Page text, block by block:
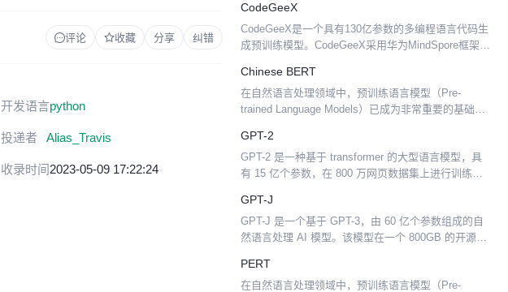
评论 收藏 分享 纠错
开发语言python
投递者 Alias_Travis
收录时间2023-05-09 17:22:24
CodeGeeX
CodeGeeX是一个具有130亿参数的多编程语言代码生
成预训练模型。CodeGeeX采用华为MindSpore框架实
1536个国产昇腾910 AI...
Chinese BERT
在自然语言处理领域中，预训练语言模型（Pre-
trained Language Models）已成为非常重要的基础技
发布了基于全词遮罩（Whole Wor...
GPT-2
GPT-2 是一种基于 transformer 的大型语言模型，具
有 15 亿个参数，在 800 万网页数据集上进行训练。
（Language Models...
GPT-J
GPT-J 是一个基于 GPT-3，由 60 亿个参数组成的自
然语言处理 AI 模型。该模型在一个 800GB 的开源文
模型相媲美。 该模型通过利...
PERT
在自然语言处理领域中，预训练语言模型（Pre-